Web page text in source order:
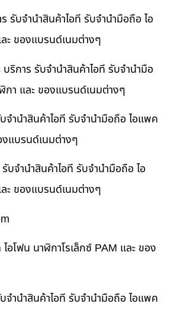
รับจำนำสินค้าไอที รับจำนำมือถือ ไอ
ะ ของแบรนด์เนมต่างๆ
ริการ รับจำนำสินค้าไอที รับจำนำมือ
กา และ ของแบรนด์เนมต่างๆ
จำนำสินค้าไอที รับจำนำมือถือ ไอแพค
งแบรนด์เนมต่างๆ
บจำนำสินค้าไอที รับจำนำมือถือ ไอ
ะ ของแบรนด์เนมต่างๆ
อโฟน นาฬิกาโรเล็กซ์ PAM และ ของ
จำนำสินค้าไอที รับจำนำมือถือ ไอแพค